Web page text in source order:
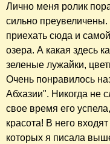
Лично меня ролик
сильно
приехать сюда и
озера. А какая здесь
зеленые лужайки,
Очень понравилось
Абхазии". Никогда не
свое время его
красота! В него
которых я писала